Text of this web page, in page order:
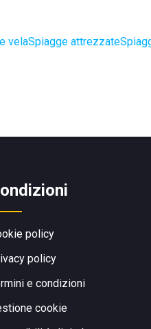
velaSpiagge attrezzate
policy
policy
e condizioni
cookie